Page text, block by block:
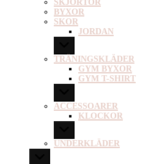
SKJORTOR
BYXOR
SKOR
JORDAN
TRÄNINGSKLÄDER
GYM BYXOR
GYM T-SHIRT
ACCESSOARER
KLOCKOR
UNDERKLÄDER